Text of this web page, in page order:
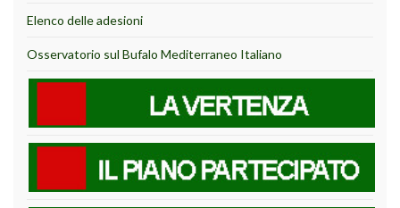
Elenco delle adesioni
Osservatorio sul Bufalo Mediterraneo Italiano